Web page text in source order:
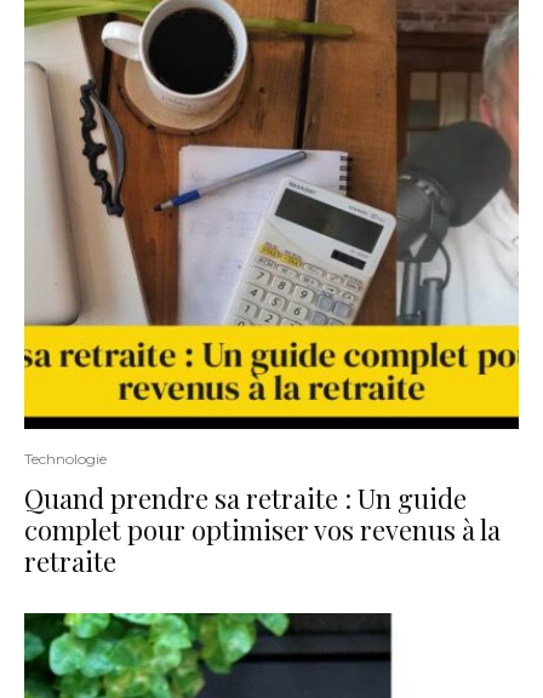
Technologie
Quand prendre sa retraite : Un guide
complet pour optimiser vos revenus à la
retraite